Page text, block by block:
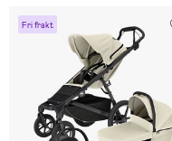
Fri frakt